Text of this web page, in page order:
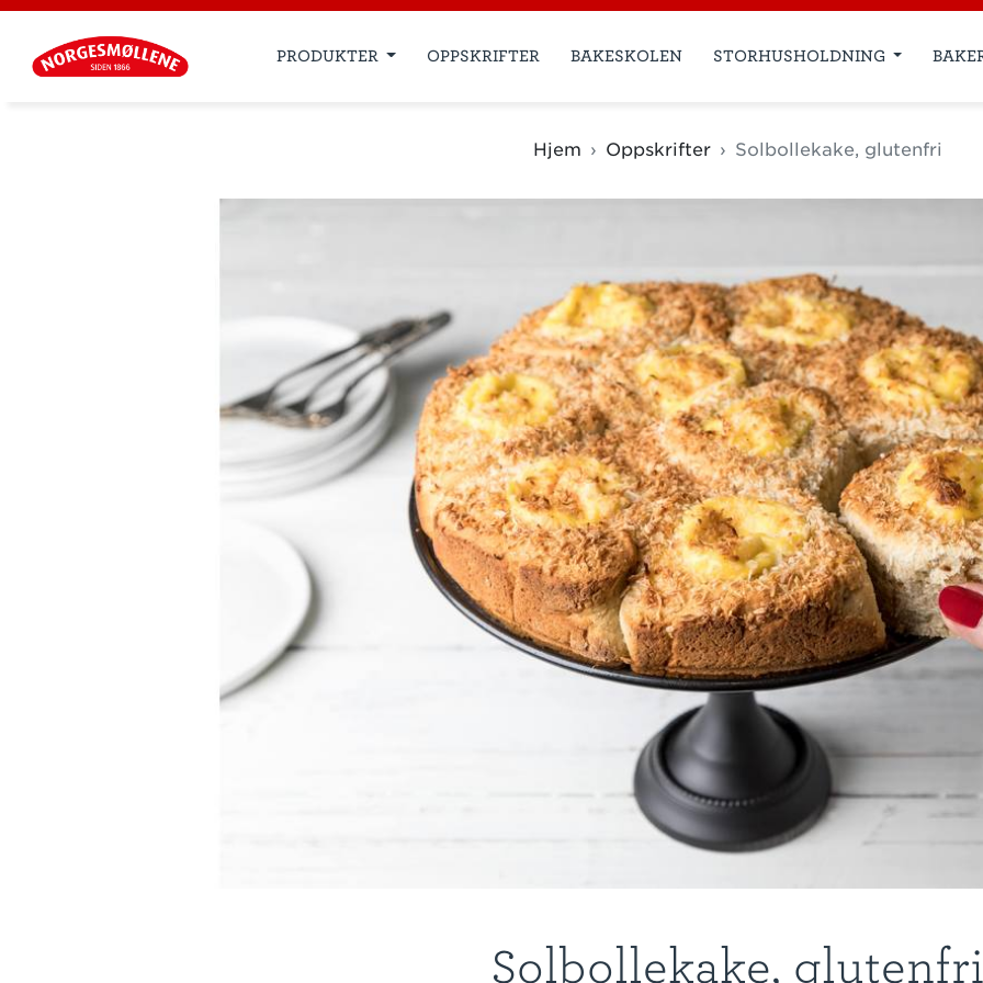
PRODUKTER OPPSKRIFTER BAKESKOLEN STORHUSHOLDNING
Hjem Oppskrifter Solbollekake, glutenfri
Solbollekake, glutenfri